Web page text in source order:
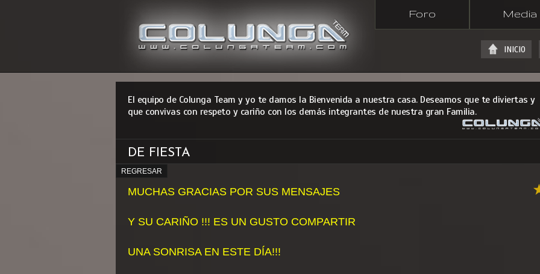
Foro Media
INICIO
El equipo de Colunga Team y yo te damos la Bienvenida a nuestra casa. Deseamos que te diviertas y
que convivas con respeto y cariño con los demás integrantes de nuestra gran Familia.
DE FIESTA
REGRESAR
MUCHAS GRACIAS POR SUS MENSAJES
Y SU CARIÑO !!! ES UN GUSTO COMPARTIR
UNA SONRISA EN ESTE DÍA!!!